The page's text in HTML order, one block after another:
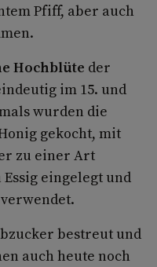
Pfiff, aber auch
Hochblüte der
im 15. und
wurden die
gekocht, mit
zu einer Art
eingelegt und
bestreut und
auch heute noch